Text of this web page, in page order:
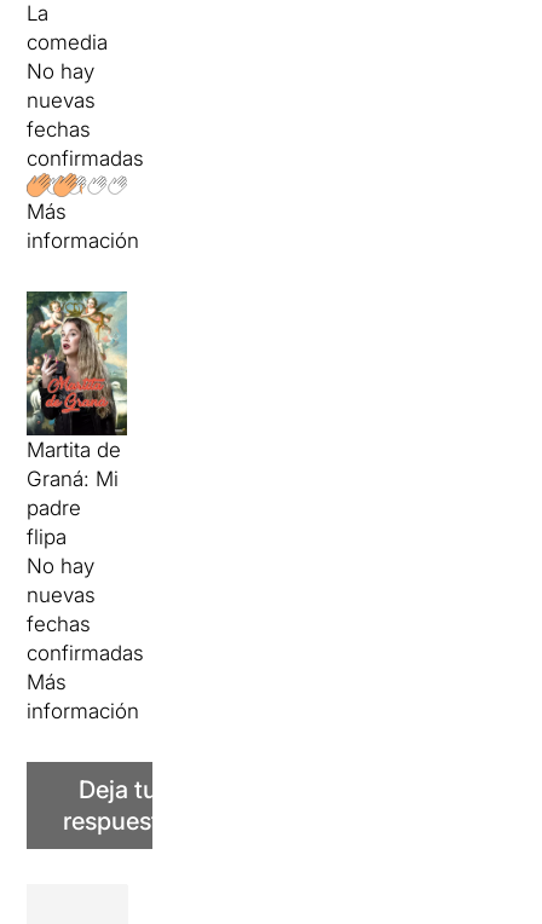
La
comedia
No hay
nuevas
fechas
confirmadas
Más
información
Martita de
Graná: Mi
padre
flipa
No hay
nuevas
fechas
confirmadas
Más
información
Deja tu
respuesta